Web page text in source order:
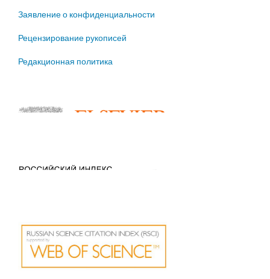
Заявление о конфиденциальности
Рецензирование рукописей
Редакционная политика